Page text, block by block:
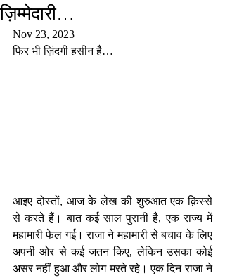
ज़िम्मेदारी…
Nov 23, 2023
फिर भी ज़िंदगी हसीन है…
आइए दोस्तों, आज के लेख की शुरुआत एक क़िस्से
से करते हैं। बात कई साल पुरानी है, एक राज्य में
महामारी फेल गई। राजा ने महामारी से बचाव के लिए
अपनी ओर से कई जतन किए, लेकिन उसका कोई
असर नहीं हुआ और लोग मरते रहे। एक दिन राजा ने